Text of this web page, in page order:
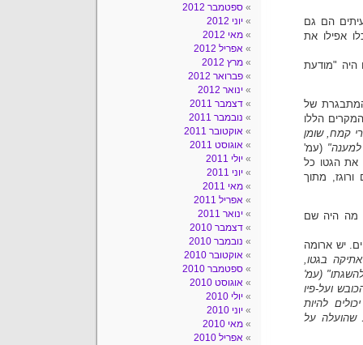
הם גם
אפילו את
היה "מודעת
של
הללו
קמח, שומן
(עמ'
את הגטו כל
מתוך
בתור ישראלית במאה ה21, שיודעת מה היה שם
יש ארומה
בגטו,
(עמ'
ועל-פיו
להיות
שהועלה על
ספטמבר 2012
יוני 2012
מאי 2012
אפריל 2012
מרץ 2012
פברואר 2012
ינואר 2012
דצמבר 2011
נובמבר 2011
אוקטובר 2011
אוגוסט 2011
יולי 2011
יוני 2011
מאי 2011
אפריל 2011
ינואר 2011
דצמבר 2010
נובמבר 2010
אוקטובר 2010
ספטמבר 2010
אוגוסט 2010
יולי 2010
יוני 2010
מאי 2010
אפריל 2010